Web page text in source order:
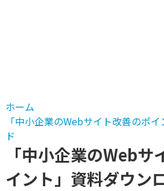
ホーム
「中小企業のWebサイト改善のポ
ド
「中小企業のWebサ
イント」資料ダウン